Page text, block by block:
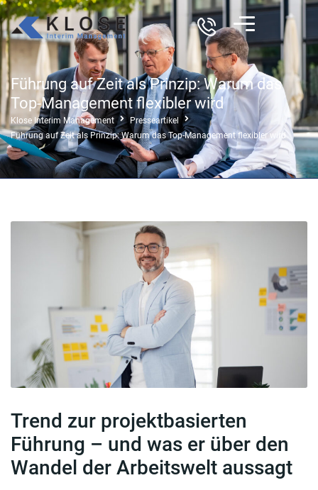
Führung auf Zeit als Prinzip: Warum das
Top-Management flexibler wird
Klose Interim Management
Presseartikel
Führung auf Zeit als Prinzip: Warum das Top-Management flexibler wird
Trend zur projektbasierten
Führung – und was er über den
Wandel der Arbeitswelt aussagt